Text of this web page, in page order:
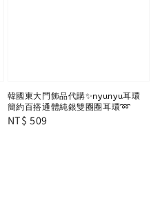
韓國東大門飾品代購✨nyunyu耳環
簡約百搭通體純銀雙圈圈耳環➿
Regular
NT$ 509